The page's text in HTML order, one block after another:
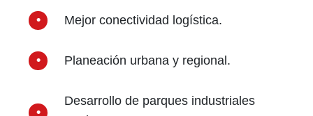
Mejor conectividad logística.
Planeación urbana y regional.
Desarrollo de parques industriales